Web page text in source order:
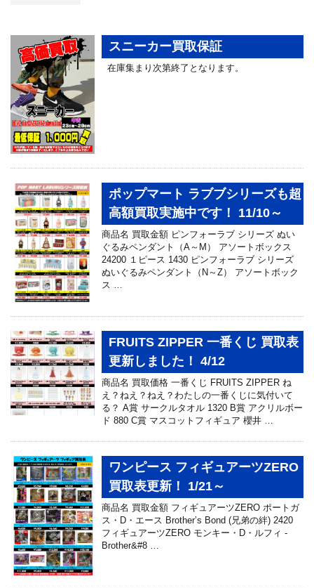
スニーカー買取保証
在庫集まり次第終了となります。
ポップマート ラブブシリーズも超
高額買取実施中です！ 11/10～
商品名 買取金額 ピンフォーラブ シリーズ ぬい
ぐるみペンダント（A～M） アソートボックス
24200 １ピース 1430 ピンフォーラブ シリーズ
ぬいぐるみペンダント（N～Z） アソートボック
ス …
FRUITS ZIPPER 一番くじ 買取表
更新しました！ 4/12
商品名 買取価格 一番くじ FRUITS ZIPPER ね
え？ねえ？ねえ？わたしの一番くじに気付いて
る？ A賞 サークルタオル 1320 B賞 アクリルボー
ド 880 C賞 マスコットフィギュア 櫻井 …
ワンピース フィギュアーツZERO
買取表更新！ 1/21～
商品名 買取金額 フィギュアーツZERO ポートガ
ス・D・エース Brother’s Bond (兄弟の絆) 2420
フィギュアーツZERO モンキー・D・ルフィ -
Brother&#8 …